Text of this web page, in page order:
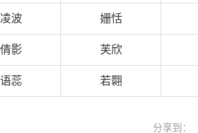
凌波 姗恬
倩影 芙欣
语蕊 若翾
分享到：